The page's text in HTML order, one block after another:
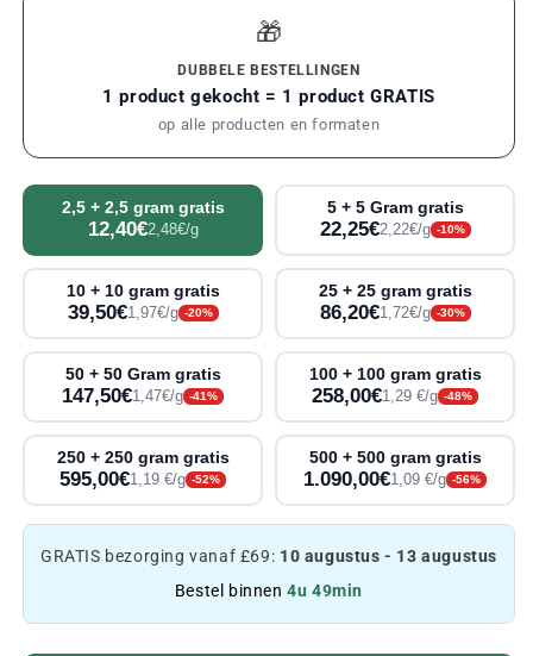
🎁
DUBBELE BESTELLINGEN
1 product gekocht = 1 product GRATIS
op alle producten en formaten
2,5 + 2,5 gram gratis
12,40€2,48€/g
5 + 5 Gram gratis
22,25€2,22€/g -10%
10 + 10 gram gratis
39,50€1,97€/g -20%
25 + 25 gram gratis
86,20€1,72€/g -30%
50 + 50 Gram gratis
147,50€1,47€/g -41%
100 + 100 gram gratis
258,00€1,29 €/g -48%
250 + 250 gram gratis
595,00€1,19 €/g -52%
500 + 500 gram gratis
1.090,00€1,09 €/g -56%
GRATIS bezorging vanaf £69: 10 augustus - 13 augustus
Bestel binnen4u 49min